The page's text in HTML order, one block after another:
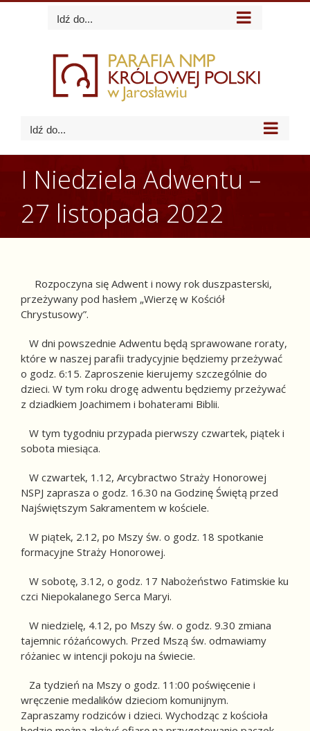
Idź do...
Idź do...
I Niedziela Adwentu –
27 listopada 2022
Rozpoczyna się Adwent i nowy rok duszpasterski,
przeżywany pod hasłem „Wierzę w Kościół
Chrystusowy”.
W dni powszednie Adwentu będą sprawowane roraty,
które w naszej parafii tradycyjnie będziemy przeżywać
o godz. 6:15. Zaproszenie kierujemy szczególnie do
dzieci. W tym roku drogę adwentu będziemy przeżywać
z dziadkiem Joachimem i bohaterami Biblii.
W tym tygodniu przypada pierwszy czwartek, piątek i
sobota miesiąca.
W czwartek, 1.12, Arcybractwo Straży Honorowej
NSPJ zaprasza o godz. 16.30 na Godzinę Świętą przed
Najświętszym Sakramentem w kościele.
W piątek, 2.12, po Mszy św. o godz. 18 spotkanie
formacyjne Straży Honorowej.
W sobotę, 3.12, o godz. 17 Nabożeństwo Fatimskie ku
czci Niepokalanego Serca Maryi.
W niedzielę, 4.12, po Mszy św. o godz. 9.30 zmiana
tajemnic różańcowych. Przed Mszą św. odmawiamy
różaniec w intencji pokoju na świecie.
Za tydzień na Mszy o godz. 11:00 poświęcenie i
wręczenie medalików dzieciom komunijnym.
Zapraszamy rodziców i dzieci. Wychodząc z kościoła